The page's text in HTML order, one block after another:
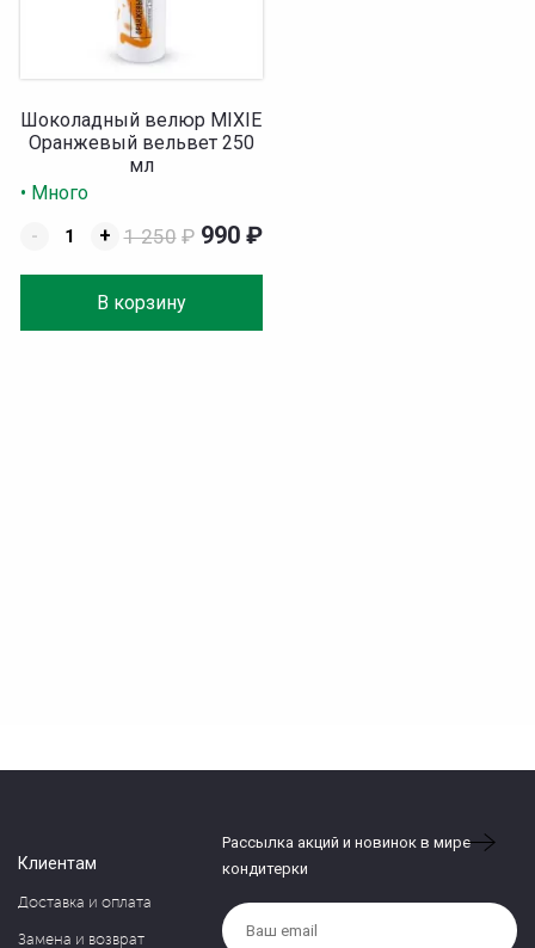
Шоколадный велюр MIXIE
Оранжевый вельвет 250
мл
• Много
-
+
В корзину
1 250 ₽ 990 ₽
Клиентам
Доставка и оплата
Замена и возврат
Рассылка акций и новинок в мире
кондитерки